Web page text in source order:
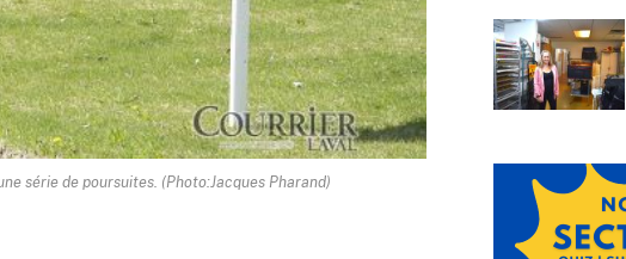
série de poursuites. (Photo:Jacques Pharand)